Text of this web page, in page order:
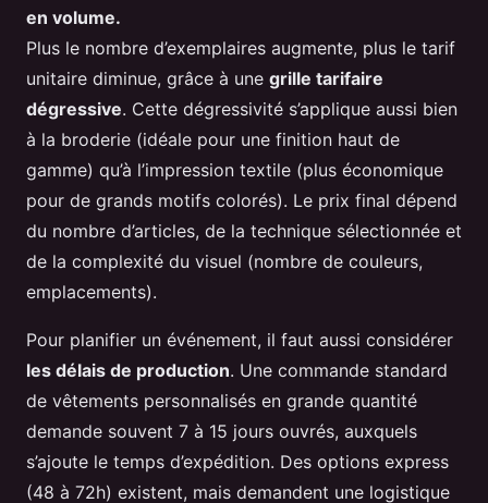
en volume.
Plus le nombre d’exemplaires augmente, plus le tarif
unitaire diminue, grâce à une grille tarifaire
dégressive. Cette dégressivité s’applique aussi bien
à la broderie (idéale pour une finition haut de
gamme) qu’à l’impression textile (plus économique
pour de grands motifs colorés). Le prix final dépend
du nombre d’articles, de la technique sélectionnée et
de la complexité du visuel (nombre de couleurs,
emplacements).
Pour planifier un événement, il faut aussi considérer
les délais de production. Une commande standard
de vêtements personnalisés en grande quantité
demande souvent 7 à 15 jours ouvrés, auxquels
s’ajoute le temps d’expédition. Des options express
(48 à 72h) existent, mais demandent une logistique